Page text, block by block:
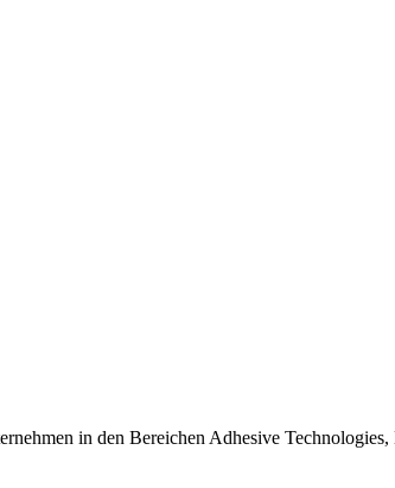
in den Bereichen Adhesive